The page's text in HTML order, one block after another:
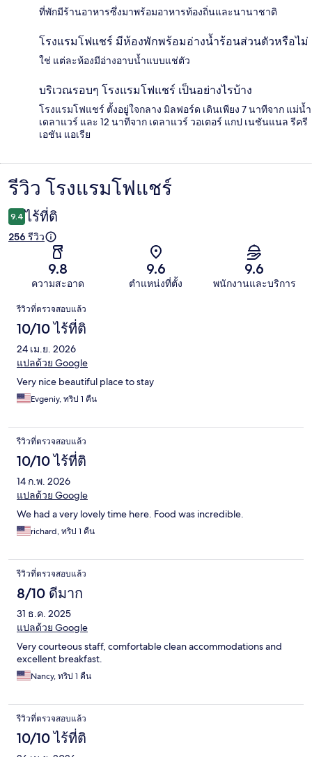
ที่พักมีร้านอาหารซึ่งมาพร้อมอาหารท้องถิ่นและนานาชาติ
โรงแรมโฟแชร์ มีห้องพักพร้อมอ่างน้ำร้อนส่วนตัวหรือไม่
ใช่ แต่ละห้องมีอ่างอาบน้ำแบบแช่ตัว
บริเวณรอบๆ โรงแรมโฟแชร์ เป็นอย่างไรบ้าง
โรงแรมโฟแชร์ ตั้งอยู่ใจกลาง มิลฟอร์ด เดินเพียง 7 นาทีจาก แม่น้ำ
เดลาแวร์ และ 12 นาทีจาก เดลาแวร์ วอเตอร์ แกป เนชันแนล รีครี
เอชัน แอเรีย
รีวิว
รีวิว โรงแรมโฟแชร์
9.4 ไร้ที่ติ
256 รีวิว
9.8
ความสะอาด
9.6
ตำแหน่งที่ตั้ง
9.6
พนักงานและบริการ
รีวิว
รีวิวที่ตรวจสอบแล้ว
10/10 ไร้ที่ติ
24 เม.ย. 2026
แปลด้วย Google
Very nice beautiful place to stay
Evgeniy, ทริป 1 คืน
รีวิวที่ตรวจสอบแล้ว
10/10 ไร้ที่ติ
14 ก.พ. 2026
แปลด้วย Google
We had a very lovely time here. Food was incredible.
richard, ทริป 1 คืน
รีวิวที่ตรวจสอบแล้ว
8/10 ดีมาก
31 ธ.ค. 2025
แปลด้วย Google
Very courteous staff, comfortable clean accommodations and
excellent breakfast.
Nancy, ทริป 1 คืน
รีวิวที่ตรวจสอบแล้ว
10/10 ไร้ที่ติ